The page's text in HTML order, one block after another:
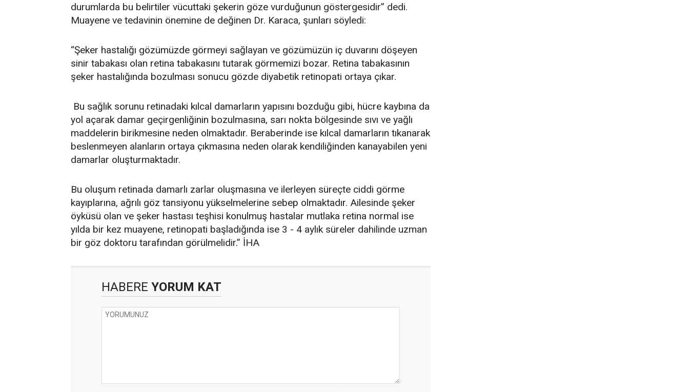
durumlarda bu belirtiler vücuttaki şekerin göze vurduğunun göstergesidir” dedi.
Muayene ve tedavinin önemine de değinen Dr. Karaca, şunları söyledi:
“Şeker hastalığı gözümüzde görmeyi sağlayan ve gözümüzün iç duvarını döşeyen
sinir tabakası olan retina tabakasını tutarak görmemizi bozar. Retina tabakasının
şeker hastalığında bozulması sonucu gözde diyabetik retinopati ortaya çıkar.
Bu sağlık sorunu retinadaki kılcal damarların yapısını bozduğu gibi, hücre kaybına da
yol açarak damar geçirgenliğinin bozulmasına, sarı nokta bölgesinde sıvı ve yağlı
maddelerin birikmesine neden olmaktadır. Beraberinde ise kılcal damarların tıkanarak
beslenmeyen alanların ortaya çıkmasına neden olarak kendiliğinden kanayabilen yeni
damarlar oluşturmaktadır.
Bu oluşum retinada damarlı zarlar oluşmasına ve ilerleyen süreçte ciddi görme
kayıplarına, ağrılı göz tansiyonu yükselmelerine sebep olmaktadır. Ailesinde şeker
öyküsü olan ve şeker hastası teşhisi konulmuş hastalar mutlaka retina normal ise
yılda bir kez muayene, retinopati başladığında ise 3 - 4 aylık süreler dahilinde uzman
bir göz doktoru tarafından görülmelidir.” İHA
HABERE YORUM KAT